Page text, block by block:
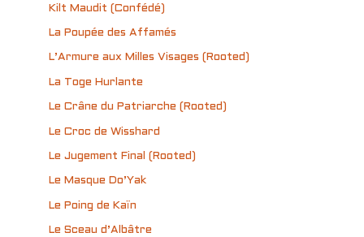
Kilt Maudit (Confédé)
La Poupée des Affamés
L’Armure aux Milles Visages (Rooted)
La Toge Hurlante
Le Crâne du Patriarche (Rooted)
Le Croc de Wisshard
Le Jugement Final (Rooted)
Le Masque Do’Yak
Le Poing de Kaïn
Le Sceau d’Albâtre